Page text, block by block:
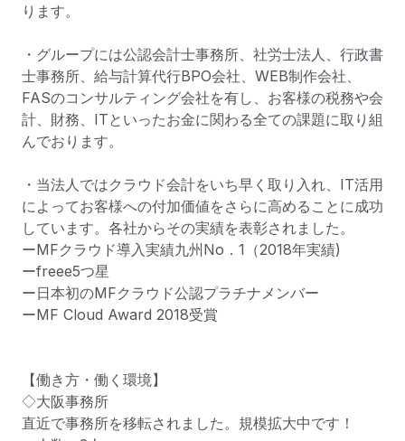
ります。
・グループには公認会計士事務所、社労士法人、行政書
士事務所、給与計算代行BPO会社、WEB制作会社、
FASのコンサルティング会社を有し、お客様の税務や会
計、財務、ITといったお金に関わる全ての課題に取り組
んでおります。
・当法人ではクラウド会計をいち早く取り入れ、IT活用
によってお客様への付加価値をさらに高めることに成功
しています。各社からその実績を表彰されました。
ーMFクラウド導入実績九州No．1（2018年実績)
ーfreee5つ星
ー日本初のMFクラウド公認プラチナメンバー
ーMF Cloud Award 2018受賞
【働き方・働く環境】
◇大阪事務所
直近で事務所を移転されました。規模拡大中です！